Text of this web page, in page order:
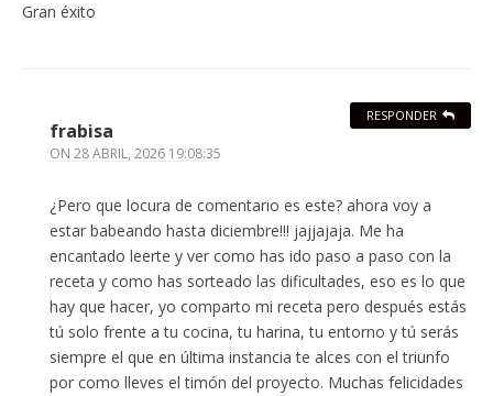
Gran éxito
frabisa
ON 28 ABRIL, 2026 19:08:35
¿Pero que locura de comentario es este? ahora voy a
estar babeando hasta diciembre!!! jajjajaja. Me ha
encantado leerte y ver como has ido paso a paso con la
receta y como has sorteado las dificultades, eso es lo que
hay que hacer, yo comparto mi receta pero después estás
tú solo frente a tu cocina, tu harina, tu entorno y tú serás
siempre el que en última instancia te alces con el triunfo
por como lleves el timón del proyecto. Muchas felicidades
RESPONDER